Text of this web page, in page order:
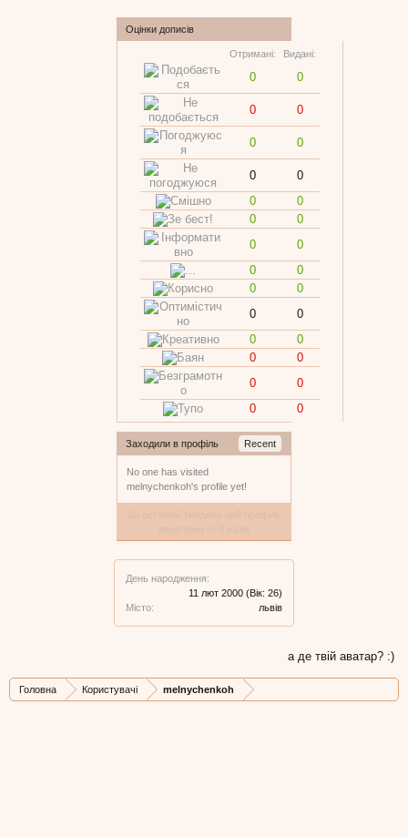
Оцінки дописів
Отримані: Видані:
0 0
0 0
0 0
0
0
0
0
0
0
0
0
0
0
0
0
0
0
0
0
0
0
0
0
0
0
Заходили в профіль Recent
No one has visited
melnychenkoh's profile yet!
День народження:
11 лют 2000 (Вік: 26)
Місто:
львів
а де твій аватар? :)
Головна Користувачі melnychenkoh